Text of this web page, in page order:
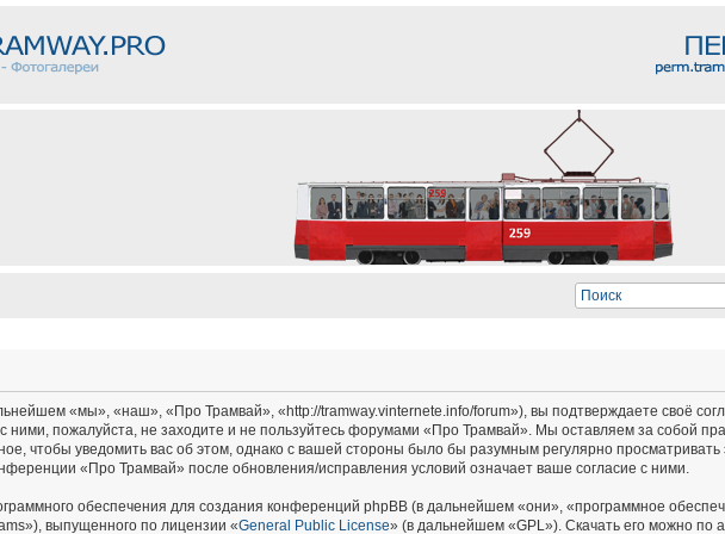
«мы», «наш», «Про Трамвай», «http://tramway.vinternete.info/forum»), вы подтверждаете своё
пожалуйста, не заходите и не пользуйтесь форумами «Про Трамвай». Мы оставляем за собой
чтобы уведомить вас об этом, однако с вашей стороны было бы разумным регулярно просматривать
«Про Трамвай» после обновления/исправления условий означает ваше согласие с ними.
обеспечения для создания конференций phpBB (в дальнейшем «они», «программное
выпущенного по лицензии «General Public License» (в дальнейшем «GPL»). Скачать его можно по